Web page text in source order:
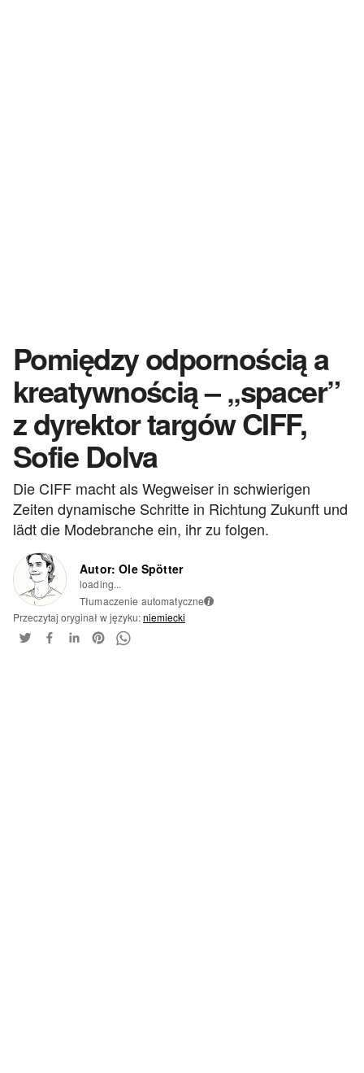
Pomiędzy odpornością a
kreatywnością – „spacer”
z dyrektor targów CIFF,
Sofie Dolva
Die CIFF macht als Wegweiser in schwierigen
Zeiten dynamische Schritte in Richtung Zukunft und
lädt die Modebranche ein, ihr zu folgen.
Autor: Ole Spötter
loading...
Tłumaczenie automatyczne i
Przeczytaj oryginał w języku:niemiecki